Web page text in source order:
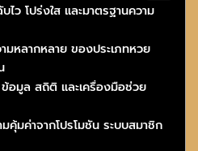
ว โปร่งใส และมาตรฐานความ
หลากหลาย ของประเภทหวย
อมูล สถิติ และเครื่องมือช่วย
คุ้มค่าจากโปรโมชัน ระบบสมาชิก